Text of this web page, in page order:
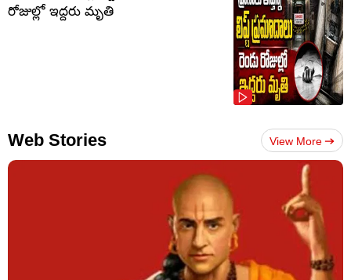
రోజుల్లో ఇద్దరు మృతి
Web Stories View More